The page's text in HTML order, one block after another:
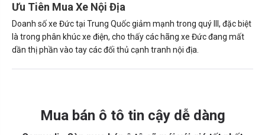
Ưu Tiên Mua Xe Nội Địa
Doanh số xe Đức tại Trung Quốc giảm mạnh trong quý III, đặc biệt
là trong phân khúc xe điện, cho thấy các hãng xe Đức đang mất
dần thị phần vào tay các đối thủ cạnh tranh nội địa.
Mua bán ô tô tin cậy dễ dàng